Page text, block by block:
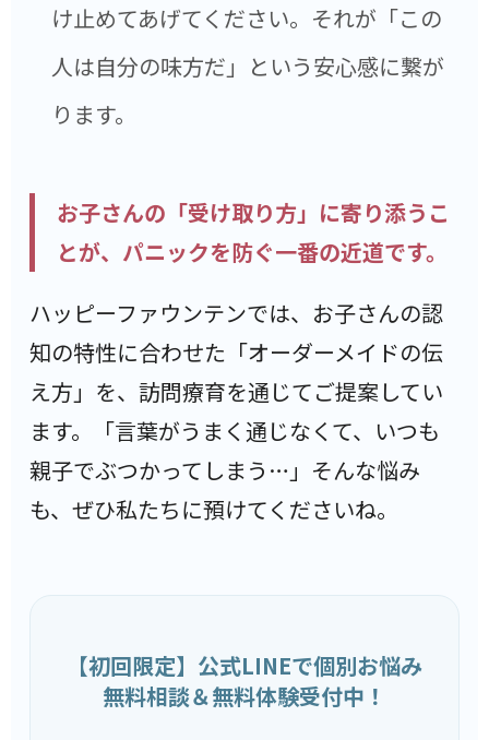
け止めてあげてください。それが「この
人は自分の味方だ」という安心感に繋が
ります。
お子さんの「受け取り方」に寄り添うこ
とが、パニックを防ぐ一番の近道です。
ハッピーファウンテンでは、お子さんの認
知の特性に合わせた「オーダーメイドの伝
え方」を、訪問療育を通じてご提案してい
ます。「言葉がうまく通じなくて、いつも
親子でぶつかってしまう…」そんな悩み
も、ぜひ私たちに預けてくださいね。
【初回限定】公式LINEで個別お悩み
無料相談＆無料体験受付中！